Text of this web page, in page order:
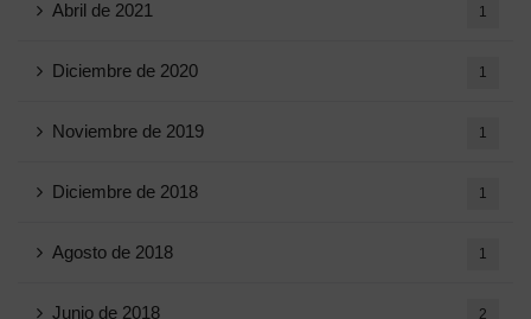
Abril de 2021 1
Diciembre de 2020 1
Noviembre de 2019 1
Diciembre de 2018 1
Agosto de 2018 1
Junio ​​de 2018 2